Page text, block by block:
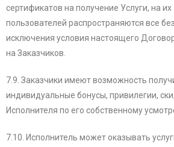
сертификатов на получение Услуги, на их
пользователей распространяются все без
исключения условия настоящего
на Заказчиков.
7.9. Заказчики имеют возможность
индивидуальные бонусы, привилегии,
Исполнителя по его собственному
7.10. Исполнитель может оказывать